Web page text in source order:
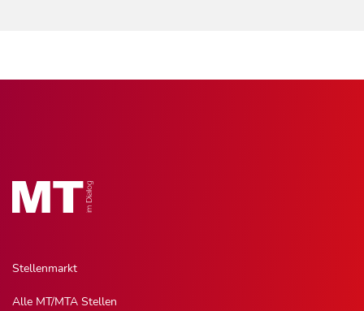
Stellenmarkt
Alle MT/MTA Stellen